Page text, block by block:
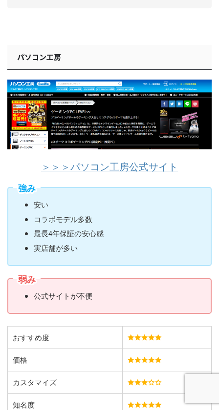
パソコン工房
＞＞＞パソコン工房公式サイト
強み
安い
コラボモデル多数
最長4年保証の安心感
実店舗が多い
弱み
公式サイトが不便
おすすめ度
価格
カスタマイズ
知名度